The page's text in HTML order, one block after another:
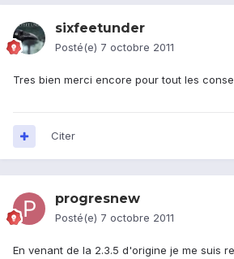
sixfeetunder
Posté(e) 7 octobre 2011
Tres bien merci encore pour tout les
Citer
progresnew
Posté(e) 7 octobre 2011
En venant de la 2.3.5 d'origine je me suis